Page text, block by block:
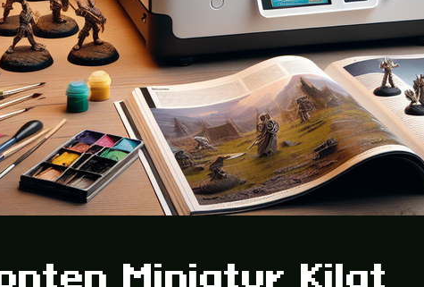
Miniatur Kilat